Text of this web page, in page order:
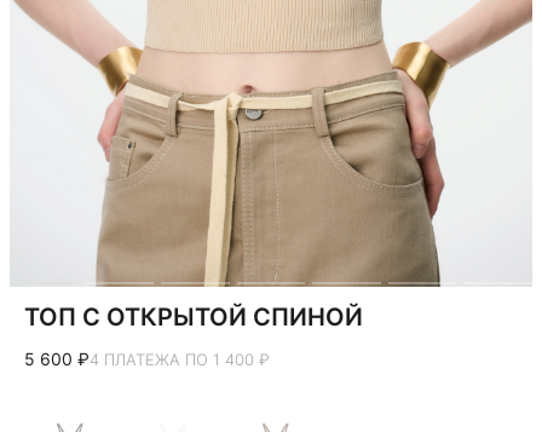
ТОП С ОТКРЫТОЙ СПИНОЙ
5 600 ₽4 ПЛАТЕЖА ПО 1 400 ₽